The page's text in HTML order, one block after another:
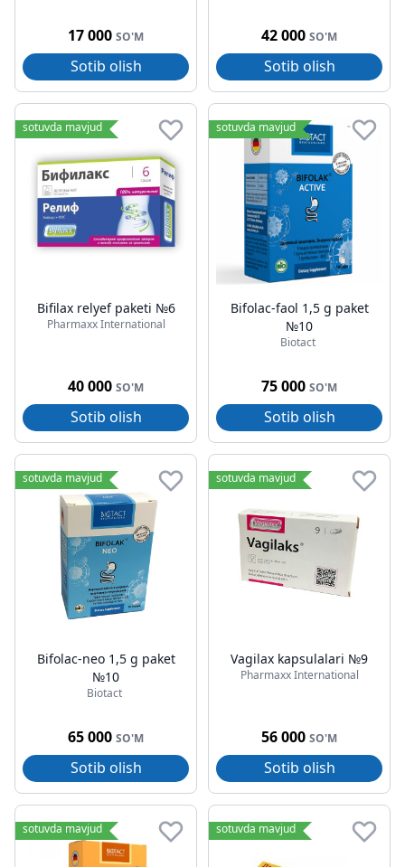
17 000 SO'M
Sotib olish
42 000 SO'M
Sotib olish
sotuvda mavjud
Bifilax relyef paketi №6
Pharmaxx International
40 000 SO'M
Sotib olish
sotuvda mavjud
Bifolac-faol 1,5 g paket
№10
Biotact
75 000 SO'M
Sotib olish
sotuvda mavjud
Bifolac-neo 1,5 g paket
№10
Biotact
65 000 SO'M
Sotib olish
sotuvda mavjud
Vagilax kapsulalari №9
Pharmaxx International
56 000 SO'M
Sotib olish
sotuvda mavjud sotuvda mavjud